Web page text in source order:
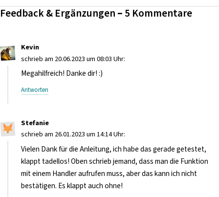
Feedback & Ergänzungen – 5 Kommentare
Kevin
schrieb am 20.06.2023 um 08:03 Uhr:
Megahilfreich! Danke dir! :)
Antworten
Stefanie
schrieb am 26.01.2023 um 14:14 Uhr:
Vielen Dank für die Anleitung, ich habe das gerade getestet,
klappt tadellos! Oben schrieb jemand, dass man die Funktion
mit einem Handler aufrufen muss, aber das kann ich nicht
bestätigen. Es klappt auch ohne!